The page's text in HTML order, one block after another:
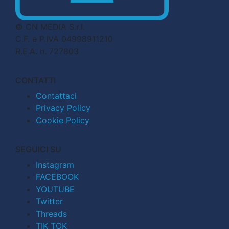
© CN MEDIA S.r.l.
C.F. e P.IVA 04998911210
R.E.A. n. 727803
CONTATTI
Contattaci
Privacy Policy
Cookie Policy
SEGUICI SU
Instagram
FACEBOOK
YOUTUBE
Twitter
Threads
TIK TOK